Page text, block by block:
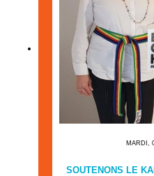
MARDI,
SOUTENONS LE